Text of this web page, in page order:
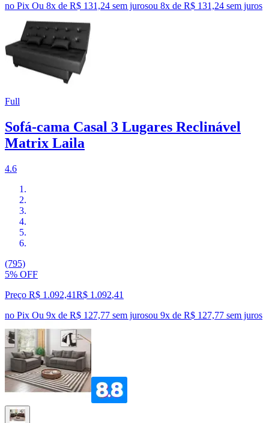
no Pix Ou 8x de R$ 131,24 sem jurosou 8x de R$ 131,24 sem juros
Full
Sofá-cama Casal 3 Lugares Reclinável
Matrix Laila
4.6
(795)
5% OFF
Preço R$ 1.092,41R$ 1.092,41
no Pix Ou 9x de R$ 127,77 sem jurosou 9x de R$ 127,77 sem juros